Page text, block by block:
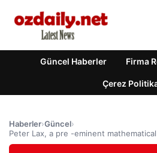
Güncel Haberler Firma
Çerez
Haberler›Güncel›
Peter Lax, a pre -eminent